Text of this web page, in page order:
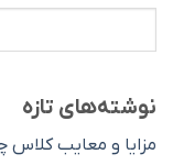
نوشته‌های تازه
مزایا و معایب کلاس